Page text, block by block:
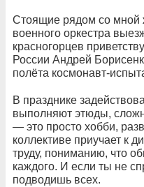
Стоящие рядом со мной
военного оркестра
красногорцев
России Андрей
полёта космонавт-
В празднике
выполняют этюды,
— это просто хобби,
коллективе приучает к
труду, пониманию, что
каждого. И если ты не
подводишь всех.